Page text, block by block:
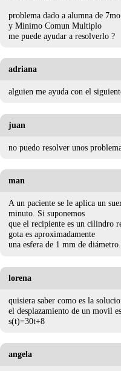
problema dado a alumna de
y Minimo Comun Multiplo
me puede ayudar a resolverlo ?
adriana
alguien me ayuda con el
juan
no puedo resolver unos
man
A un paciente se le aplica un
minuto. Si suponemos
que el recipiente es un cilindro
gota es aproximadamente
una esfera de 1 mm de
lorena
quisiera saber como es la
el desplazamiento de un movil
s(t)=30t+8
angela